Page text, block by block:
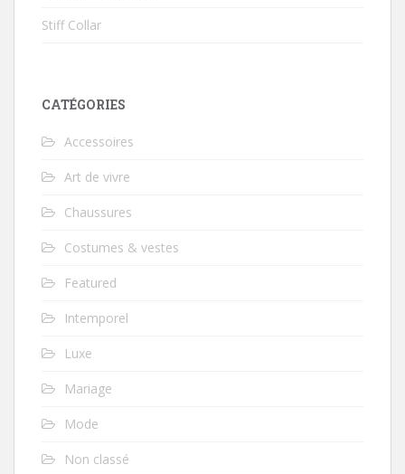
Stiff Collar
CATÉGORIES
Accessoires
Art de vivre
Chaussures
Costumes & vestes
Featured
Intemporel
Luxe
Mariage
Mode
Non classé